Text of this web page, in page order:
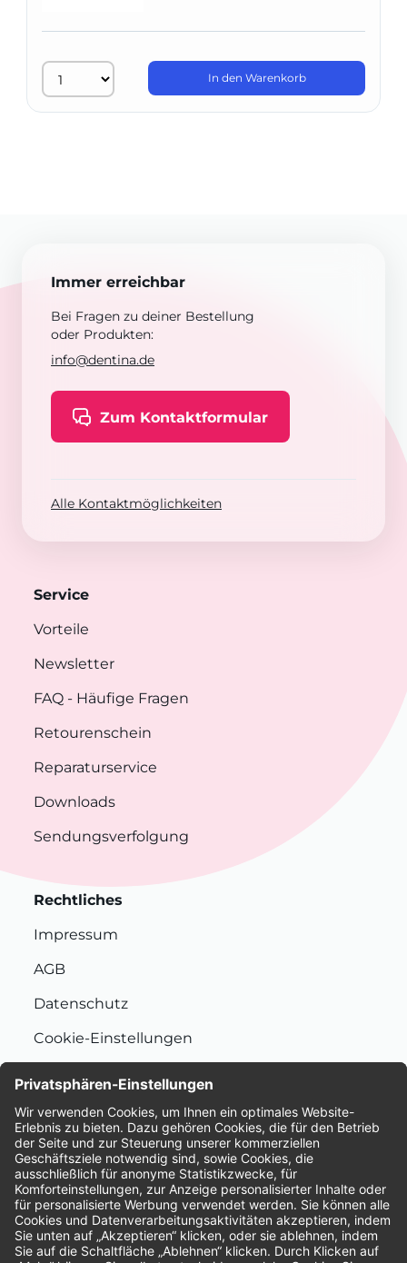
In den Warenkorb
Immer erreichbar
Bei Fragen zu deiner Bestellung
oder Produkten:
info@dentina.de
Zum Kontaktformular
Alle Kontaktmöglichkeiten
Service
Vorteile
Newsletter
FAQ - Häufige Fragen
Retourenschein
Reparaturservice
Downloads
Sendungsverfolgung
Rechtliches
Impressum
AGB
Datenschutz
Cookie-Einstellungen
Bewertungen